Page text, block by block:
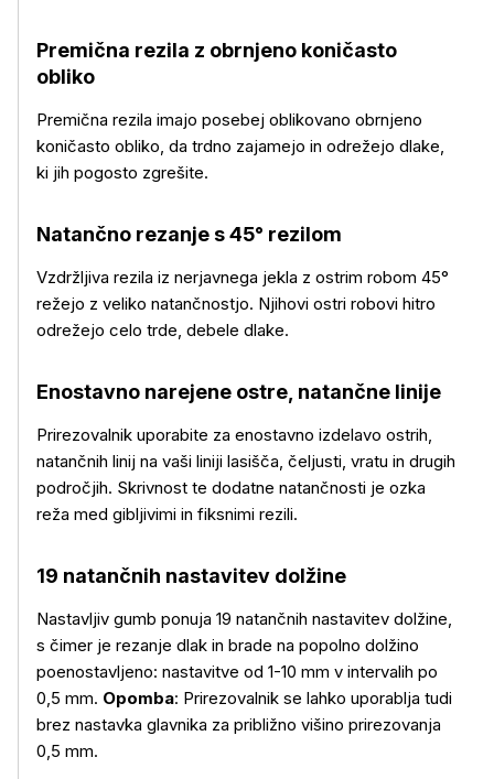
Več o izdelku
Premična rezila z obrnjeno koničasto
obliko
Premična rezila imajo posebej oblikovano obrnjeno
koničasto obliko, da trdno zajamejo in odrežejo dlake,
ki jih pogosto zgrešite.
Natančno rezanje s 45° rezilom
Vzdržljiva rezila iz nerjavnega jekla z ostrim robom 45°
režejo z veliko natančnostjo. Njihovi ostri robovi hitro
odrežejo celo trde, debele dlake.
Enostavno narejene ostre, natančne linije
Prirezovalnik uporabite za enostavno izdelavo ostrih,
natančnih linij na vaši liniji lasišča, čeljusti, vratu in drugih
področjih. Skrivnost te dodatne natančnosti je ozka
reža med gibljivimi in fiksnimi rezili.
19 natančnih nastavitev dolžine
Nastavljiv gumb ponuja 19 natančnih nastavitev dolžine,
s čimer je rezanje dlak in brade na popolno dolžino
poenostavljeno: nastavitve od 1-10 mm v intervalih po
0,5 mm. Opomba: Prirezovalnik se lahko uporablja tudi
brez nastavka glavnika za približno višino prirezovanja
0,5 mm.